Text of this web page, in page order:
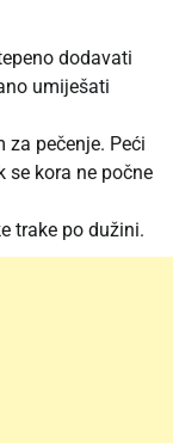
dodavati
umiješati
pečenje. Peći
se kora ne počne
trake po dužini.